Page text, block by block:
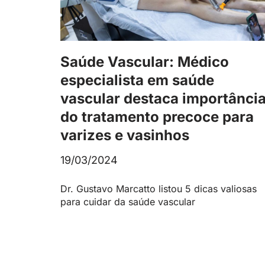
Saúde Vascular: Médico
especialista em saúde
vascular destaca
do tratamento precoce para
varizes e vasinhos
19/03/2024
Dr. Gustavo Marcatto listou 5 dicas valiosas
para cuidar da saúde vascular